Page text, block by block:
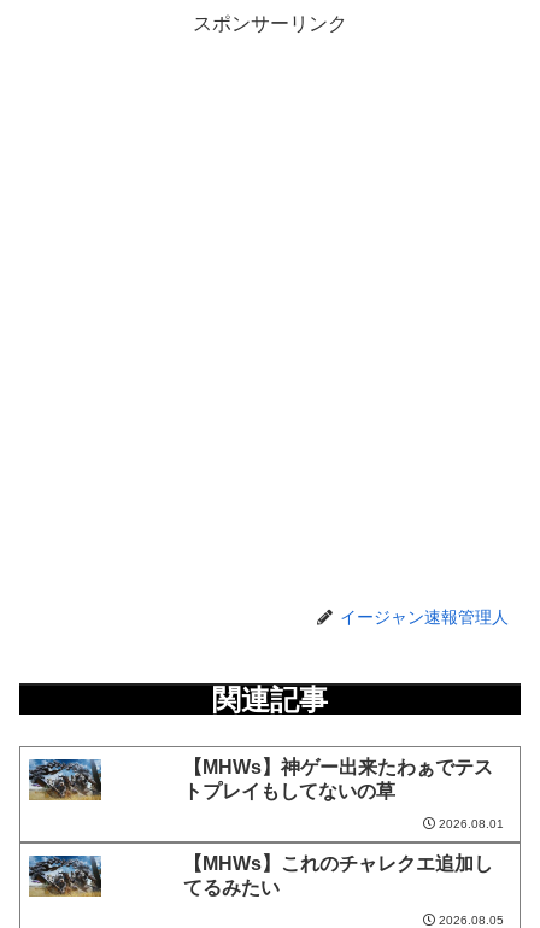
スポンサーリンク
イージャン速報管理人
関連記事
【MHWs】神ゲー出来たわぁでテス
トプレイもしてないの草
2026.08.01
【MHWs】これのチャレクエ追加し
てるみたい
2026.08.05